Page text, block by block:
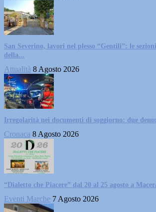
San Severino, lavori nel plesso “Gentili”: le
della...
Attualità 8 Agosto 2026
Irregolarità nei documenti di soggiorno: due
Cronaca 8 Agosto 2026
“Dialetto che Piacere” dal 20 al 25 agosto a
Eventi Marche 7 Agosto 2026